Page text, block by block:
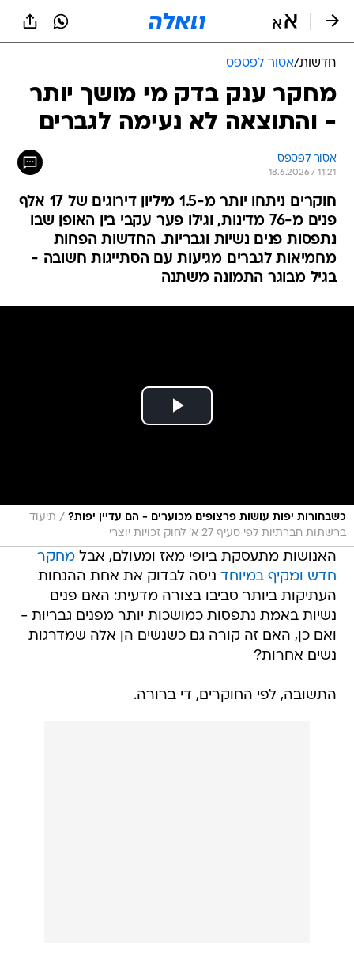
חדשות/אסור לפספס
מחקר ענק בדק מי מושך יותר
- והתוצאה לא נעימה לגברים
אסור לפספס
18.6.2026 / 11:21
חוקרים ניתחו יותר מ-1.5 מיליון דירוגים של 17 אלף
פנים מ-76 מדינות, וגילו פער עקבי בין האופן שבו
נתפסות פנים נשיות וגבריות. החדשות הפחות
מחמיאות לגברים מגיעות עם הסתייגות חשובה -
בגיל מבוגר התמונה משתנה
כשבחורות יפות עושות פרצופים מכוערים - הם עדיין יפות? / תיעוד
ברשתות חברתיות לפי סעיף 27 א' לחוק זכויות יוצרי
האנושות מתעסקת ביופי מאז ומעולם, אבלמחקר
חדש ומקיף במיוחד ניסה לבדוק את אחת ההנחות
העתיקות ביותר סביבו בצורה מדעית: האם פנים
נשיות באמת נתפסות כמושכות יותר מפנים גבריות -
ואם כן, האם זה קורה גם כשנשים הן אלה שמדרגות
נשים אחרות?
התשובה, לפי החוקרים, די ברורה.